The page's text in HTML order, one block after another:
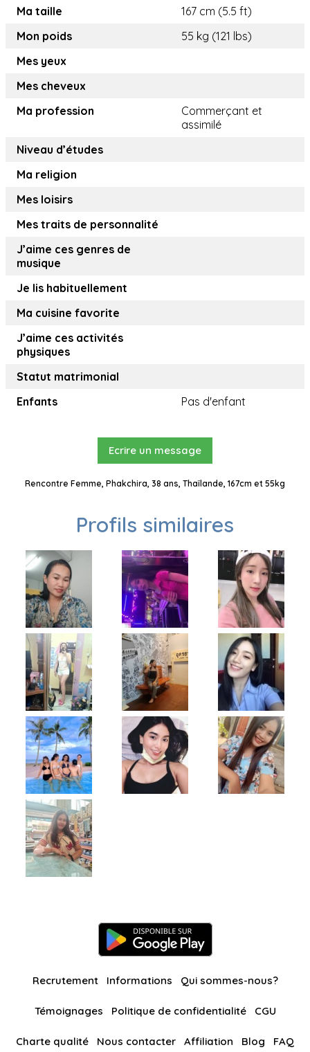
Ma taille
167 cm (5.5 ft)
Mon poids
55 kg (121 lbs)
Mes yeux
Mes cheveux
Ma profession
Commerçant et
assimilé
Niveau d’études
Ma religion
Mes loisirs
Mes traits de personnalité
J’aime ces genres de
musique
Je lis habituellement
Ma cuisine favorite
J’aime ces activités
physiques
Statut matrimonial
Enfants
Pas d'enfant
Ecrire un message
Rencontre Femme, Phakchira, 38 ans, Thaïlande, 167cm et 55kg
Profils similaires
Recrutement Informations Qui sommes-nous?
Témoignages Politique de confidentialité CGU
Charte qualité Nous contacter Affiliation Blog FAQ